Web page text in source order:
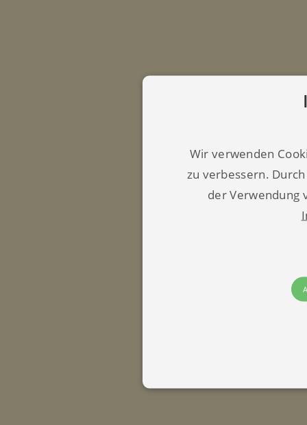
Wir verwenden
zu verbessern.
der Verwendung